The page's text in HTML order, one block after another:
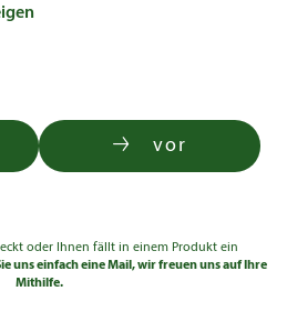
bis 1,5
145,00
vor
oder Ihnen fällt in einem Produkt ein
uns einfach eine Mail, wir freuen uns auf Ihre
Mithilfe.